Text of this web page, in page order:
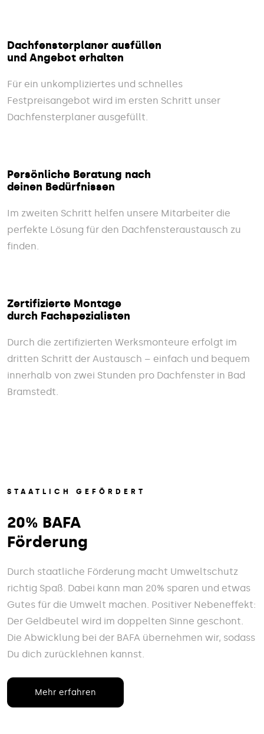
Dachfensterplaner ausfüllen
und Angebot erhalten
Für ein unkompliziertes und schnelles
Festpreisangebot wird im ersten Schritt unser
Dachfensterplaner ausgefüllt.
Persönliche Beratung nach
deinen Bedürfnissen
Im zweiten Schritt helfen unsere Mitarbeiter die
perfekte Lösung für den Dachfensteraustausch zu
finden.
Zertifizierte Montage
durch Fachspezialisten
Durch die zertifizierten Werksmonteure erfolgt im
dritten Schritt der Austausch – einfach und bequem
innerhalb von zwei Stunden pro Dachfenster in Bad
Bramstedt.
STAATLICH GEFÖRDERT
20% BAFA
Förderung
Durch staatliche Förderung macht Umweltschutz
richtig Spaß. Dabei kann man 20% sparen und etwas
Gutes für die Umwelt machen. Positiver Nebeneffekt:
Der Geldbeutel wird im doppelten Sinne geschont.
Die Abwicklung bei der BAFA übernehmen wir, sodass
Du dich zurücklehnen kannst.
Mehr erfahren